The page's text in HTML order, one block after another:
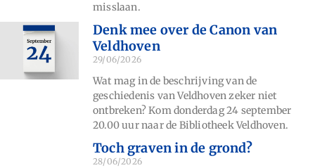
misslaan.
Denk mee over de Canon van
Veldhoven
29/06/2026
Wat mag in de beschrijving van de
geschiedenis van Veldhoven zeker niet
ontbreken? Kom donderdag 24 september
20.00 uur naar de Bibliotheek Veldhoven.
Toch graven in de grond?
28/06/2026